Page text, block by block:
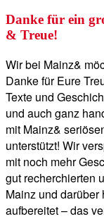
Danke für ein
& Treue!
Wir bei Mainz&
Danke für Eure
Texte und
und auch ganz
mit Mainz&
unterstützt! Wir
mit noch mehr
gut recherchierten
Mainz und darüber
aufbereitet – das